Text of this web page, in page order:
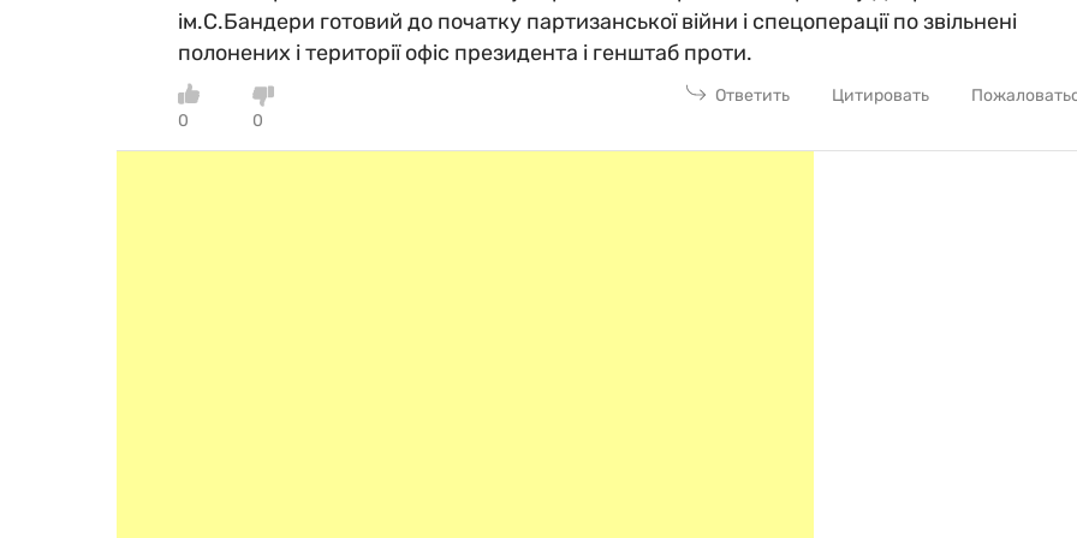
ім.С.Бандери готовий до початку партизанської війни і спецоперації по звільнені
полонених і території офіс президента і генштаб проти.
0 0
Ответить Цитировать